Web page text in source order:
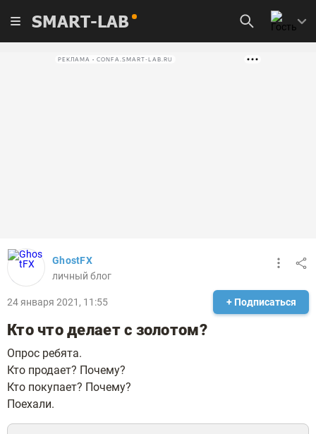
SMART-LAB
РЕКЛАМА • CONFA.SMART-LAB.RU
GhostFX
личный блог
24 января 2021, 11:55 + Подписаться
Кто что делает с золотом?
Опрос ребята.
Кто продает? Почему?
Кто покупает? Почему?
Поехали.